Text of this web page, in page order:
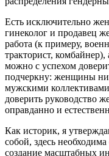
Есть исключительно
гинеколог и продавец
работа (к примеру,
тракторист, комбайнер),
можно с успехом
подчеркну: женщины
мужскими
доверить руководство
оправданно и
Как историк, я
собой, здесь
создание масштабных